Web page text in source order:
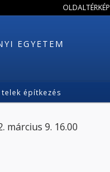
OLDALTÉRKÉP
EGYETEM
telek építkezés
9. 16.00